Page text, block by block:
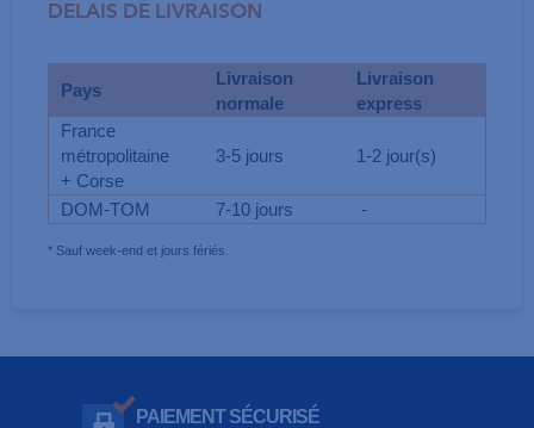
DELAIS DE LIVRAISON
Pays
Livraison
normale
Livraison
express
France
métropolitaine
+ Corse
3-5 jours 1-2 jour(s)
DOM-TOM 7-10 jours -
* Sauf week-end et jours fériés.
PAIEMENT SÉCURISÉ